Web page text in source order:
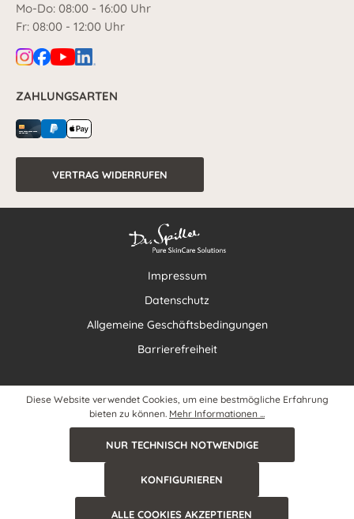
Mo-Do: 08:00 - 16:00 Uhr
Fr: 08:00 - 12:00 Uhr
ZAHLUNGSARTEN
VERTRAG WIDERRUFEN
Impressum
Datenschutz
Allgemeine Geschäftsbedingungen
Barrierefreiheit
Diese Website verwendet Cookies, um eine bestmögliche Erfahrung
bieten zu können. Mehr Informationen ...
NUR TECHNISCH NOTWENDIGE
KONFIGURIEREN
ALLE COOKIES AKZEPTIEREN